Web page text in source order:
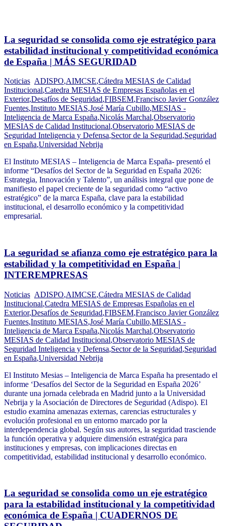
La seguridad se consolida como eje estratégico para
estabilidad institucional y competitividad económica
de España | MÁS SEGURIDAD
Noticias ADISPO,AIMCSE,Cátedra MESIAS de Calidad
Institucional,Catedra MESIAS de Empresas Españolas en el
Exterior,Desafíos de Seguridad,FIBSEM,Francisco Javier González
Fuentes,Instituto MESIAS,José María Cubillo,MESIAS -
Inteligencia de Marca España,Nicolás Marchal,Observatorio
MESIAS de Calidad Institucional,Observatorio MESIAS de
Seguridad Inteligencia y Defensa,Sector de la Seguridad,Seguridad
en España,Universidad Nebrija
El Instituto MESIAS – Inteligencia de Marca España- presentó el
informe “Desafíos del Sector de la Seguridad en España 2026:
Estrategia, Innovación y Talento”, un análisis integral que pone de
manifiesto el papel creciente de la seguridad como “activo
estratégico” de la marca España, clave para la estabilidad
institucional, el desarrollo económico y la competitividad
empresarial.
La seguridad se afianza como eje estratégico para la
estabilidad y la competitividad en España |
INTEREMPRESAS
Noticias ADISPO,AIMCSE,Cátedra MESIAS de Calidad
Institucional,Catedra MESIAS de Empresas Españolas en el
Exterior,Desafíos de Seguridad,FIBSEM,Francisco Javier González
Fuentes,Instituto MESIAS,José María Cubillo,MESIAS -
Inteligencia de Marca España,Nicolás Marchal,Observatorio
MESIAS de Calidad Institucional,Observatorio MESIAS de
Seguridad Inteligencia y Defensa,Sector de la Seguridad,Seguridad
en España,Universidad Nebrija
El Instituto Mesias – Inteligencia de Marca España ha presentado el
informe ‘Desafíos del Sector de la Seguridad en España 2026’
durante una jornada celebrada en Madrid junto a la Universidad
Nebrija y la Asociación de Directores de Seguridad (Adispo). El
estudio examina amenazas externas, carencias estructurales y
evolución profesional en un entorno marcado por la
interdependencia global. Según sus autores, la seguridad trasciende
la función operativa y adquiere dimensión estratégica para
instituciones y empresas, con implicaciones directas en
competitividad, estabilidad institucional y desarrollo económico.
La seguridad se consolida como un eje estratégico
para la estabilidad institucional y la competitividad
económica de España | CUADERNOS DE